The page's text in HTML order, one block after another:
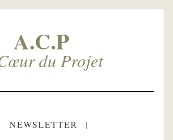
A.C.P
du Projet
NEWSLETTER  |